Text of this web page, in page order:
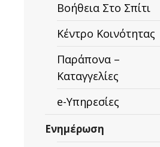
Βοήθεια Στο Σπίτι
Κέντρο Κοινότητας
Παράπονα –
Καταγγελίες
e-Υπηρεσίες
Ενημέρωση